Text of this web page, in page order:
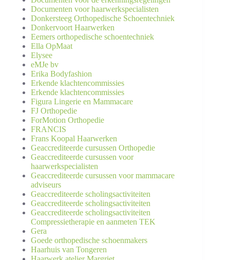
Documenten voor haarwerkspecialisten
Donkersteeg Orthopedische Schoentechniek
Donkervoort Haarwerken
Eemers orthopedische schoentechniek
Ella OpMaat
Elysee
eMJe bv
Erika Bodyfashion
Erkende klachtencommissies
Erkende klachtencommissies
Figura Lingerie en Mammacare
FJ Orthopedie
ForMotion Orthopedie
FRANCIS
Frans Koopal Haarwerken
Geaccrediteerde cursussen Orthopedie
Geaccrediteerde cursussen voor
haarwerkspecialisten
Geaccrediteerde cursussen voor mammacare
adviseurs
Geaccrediteerde scholingsactiviteiten
Geaccrediteerde scholingsactiviteiten
Geaccrediteerde scholingsactiviteiten
Compressietherapie en aanmeten TEK
Gera
Goede orthopedische schoenmakers
Haarhuis van Tongeren